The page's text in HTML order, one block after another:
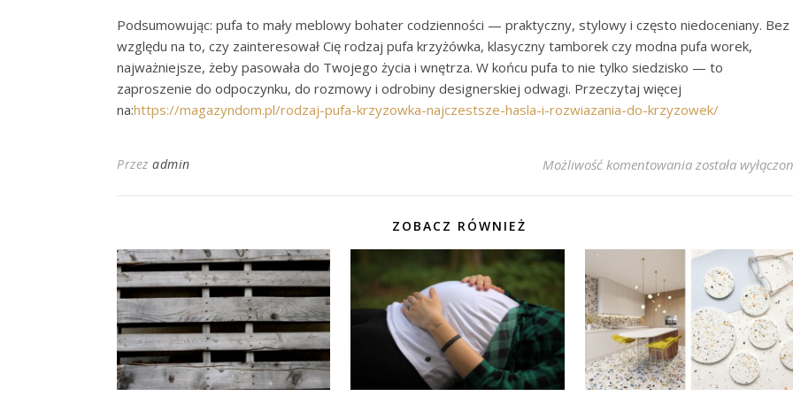
Podsumowując: pufa to mały meblowy bohater codzienności — praktyczny, stylowy i często niedoceniany. Bez
względu na to, czy zainteresował Cię rodzaj pufa krzyżówka, klasyczny tamborek czy modna pufa worek,
najważniejsze, żeby pasowała do Twojego życia i wnętrza. W końcu pufa to nie tylko siedzisko — to
zaproszenie do odpoczynku, do rozmowy i odrobiny designerskiej odwagi. Przeczytaj więcej
na:https://magazyndom.pl/rodzaj-pufa-krzyzowka-najczestsze-hasla-i-rozwiazania-do-krzyzowek/
Przez admin Możliwość komentowania została
ZOBACZ RÓWNIEŻ